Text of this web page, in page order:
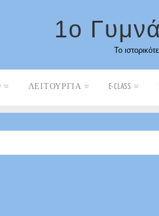
1ο
Το
ΛΕΙΤΟΥΡΓΊΑ E-CLASS